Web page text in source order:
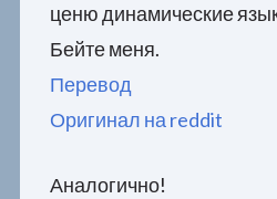
ценю динамические
Бейте меня.
Перевод
Оригинал на reddit
Аналогично!